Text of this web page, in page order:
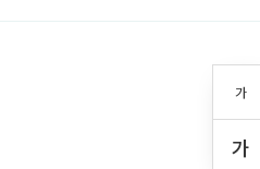
가
가